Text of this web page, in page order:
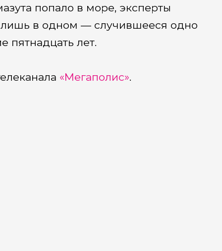
попало в море, эксперты
лишь в одном — случившееся одно
пятнадцать лет.
«Мегаполис».